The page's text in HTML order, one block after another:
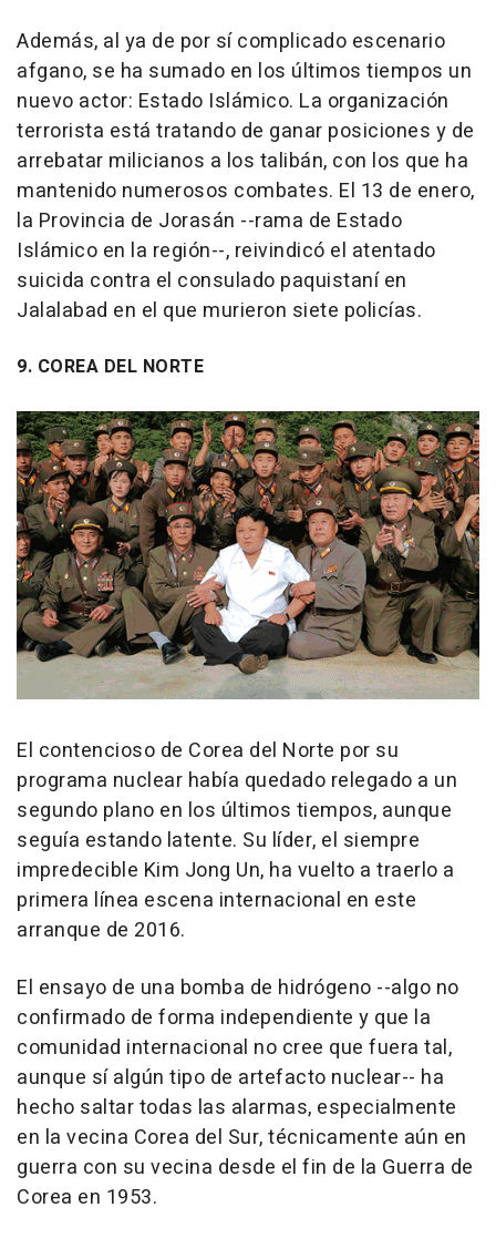
Además, al ya de por sí complicado escenario
afgano, se ha sumado en los últimos tiempos un
nuevo actor: Estado Islámico. La organización
terrorista está tratando de ganar posiciones y de
arrebatar milicianos a los talibán, con los que ha
mantenido numerosos combates. El 13 de enero,
la Provincia de Jorasán --rama de Estado
Islámico en la región--, reivindicó el atentado
suicida contra el consulado paquistaní en
Jalalabad en el que murieron siete policías.
9. COREA DEL NORTE
El contencioso de Corea del Norte por su
programa nuclear había quedado relegado a un
segundo plano en los últimos tiempos, aunque
seguía estando latente. Su líder, el siempre
impredecible Kim Jong Un, ha vuelto a traerlo a
primera línea escena internacional en este
arranque de 2016.
El ensayo de una bomba de hidrógeno --algo no
confirmado de forma independiente y que la
comunidad internacional no cree que fuera tal,
aunque sí algún tipo de artefacto nuclear-- ha
hecho saltar todas las alarmas, especialmente
en la vecina Corea del Sur, técnicamente aún en
guerra con su vecina desde el fin de la Guerra de
Corea en 1953.